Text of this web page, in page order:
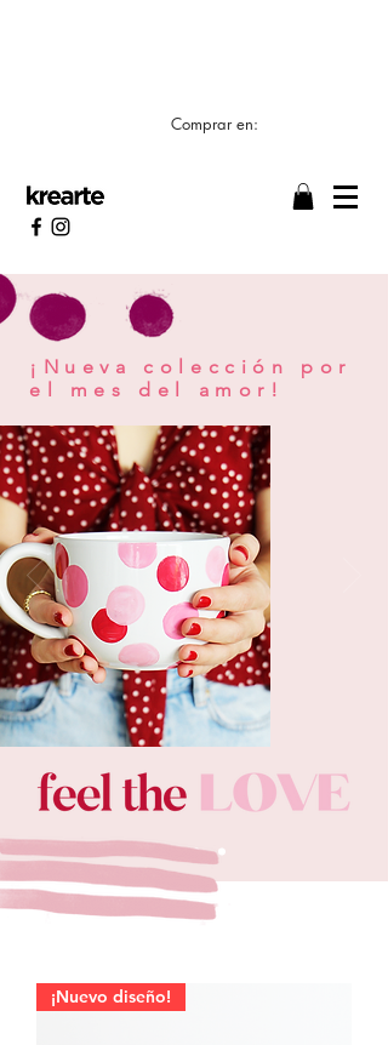
Comprar en:
¡Nueva colección por
el mes del amor!
¡Nuevo diseño!